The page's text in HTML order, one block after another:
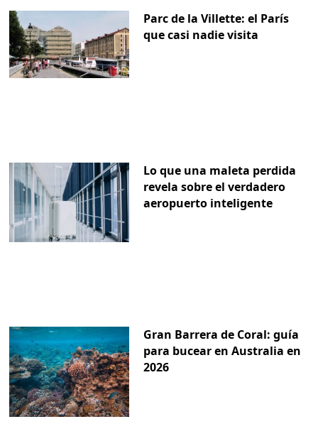
Parc de la Villette: el París
que casi nadie visita
Lo que una maleta perdida
revela sobre el verdadero
aeropuerto inteligente
Gran Barrera de Coral: guía
para bucear en Australia en
2026